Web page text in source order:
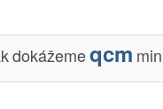
dokážemeqcm